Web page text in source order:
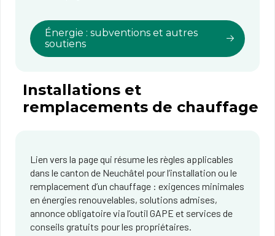
Énergie : subventions et autres
soutiens
Installations et
remplacements de chauffage
Lien vers la page qui résume les règles applicables
dans le canton de Neuchâtel pour l’installation ou le
remplacement d’un chauffage : exigences minimales
en énergies renouvelables, solutions admises,
annonce obligatoire via l’outil GAPE et services de
conseils gratuits pour les propriétaires.